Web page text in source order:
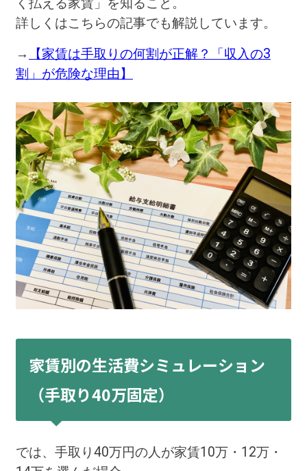
詳しくはこちらの記事でも解説しています。
→
【家賃は手取りの何割が正解？「収入の3
割」が危険な理由】
家賃別の生活費シミュレーション
（手取り40万固定）
では、手取り40万円の人が家賃10万・12万・